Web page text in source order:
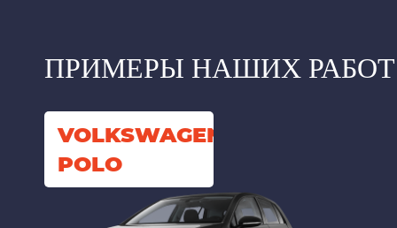
ПРИМЕРЫ НАШИХ РАБОТ
VOLKSWAGEN
POLO